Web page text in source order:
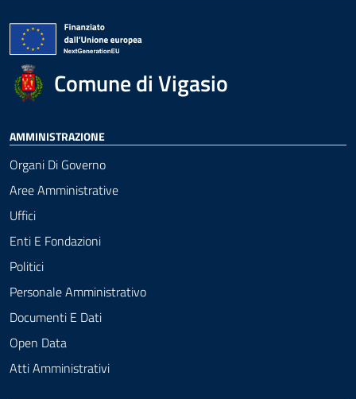
Comune di Vigasio
AMMINISTRAZIONE
Organi Di Governo
Aree Amministrative
Uffici
Enti E Fondazioni
Politici
Personale Amministrativo
Documenti E Dati
Open Data
Atti Amministrativi